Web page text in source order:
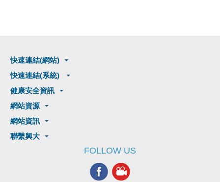
快速連結(網站)
快速連結(系統)
健康安全資訊
網站資源
網站資訊
聯繫興大
FOLLOW US